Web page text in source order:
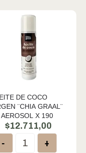
DE COCO
¨CHIA GRAAL¨
AEROSOL X 190
$12.711,00
- +